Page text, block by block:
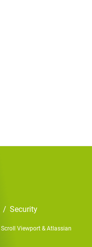
/ Security
Scroll Viewport &Atlassian